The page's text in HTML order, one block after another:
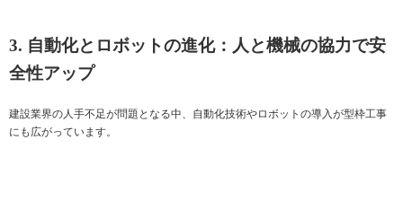
3. 自動化とロボットの進化：人と機械の協力で安
全性アップ
建設業界の人手不足が問題となる中、自動化技術やロボットの導入が型枠工事
にも広がっています。